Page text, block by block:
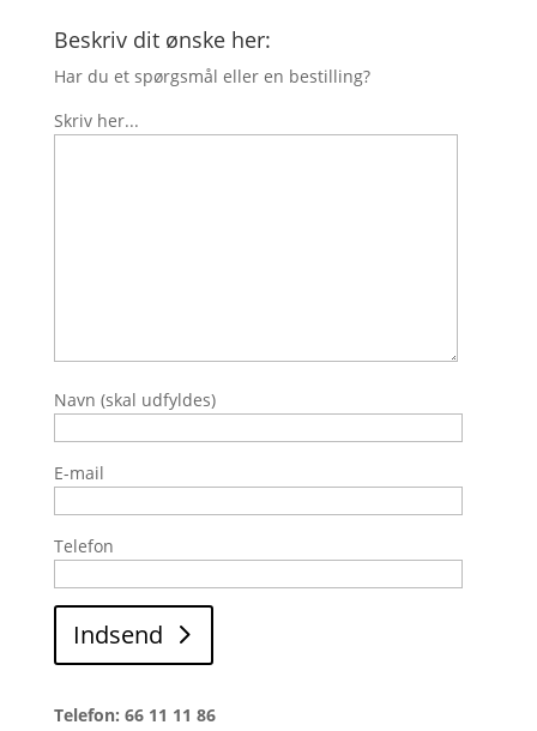
Beskriv dit ønske her:
Har du et spørgsmål eller en bestilling?
Skriv her...
Navn (skal udfyldes)
E-mail
Telefon
Indsend
Telefon: 66 11 11 86